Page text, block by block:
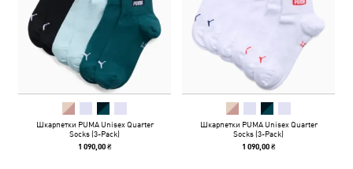
Шкарпетки PUMA Unisex Quarter
Socks (3-Pack)
1 090,00 ₴
Шкарпетки PUMA Unisex Quarter
Socks (3-Pack)
1 090,00 ₴